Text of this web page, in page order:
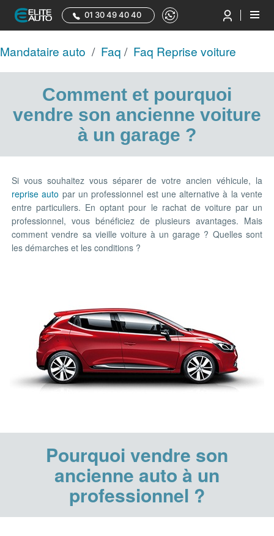
01 30 49 40 40
Mandataire auto / Faq / Faq Reprise voiture
Comment et pourquoi
vendre son ancienne voiture
à un garage ?
Si vous souhaitez vous séparer de votre ancien véhicule, la
reprise auto par un professionnel est une alternative à la vente
entre particuliers. En optant pour le rachat de voiture par un
professionnel, vous bénéficiez de plusieurs avantages. Mais
comment vendre sa vieille voiture à un garage ? Quelles sont
les démarches et les conditions ?
Pourquoi vendre son
ancienne auto à un
professionnel ?